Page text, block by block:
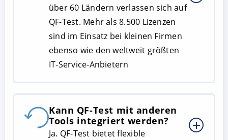
über 60 Ländern verlassen sich auf
QF-Test. Mehr als 8.500 Lizenzen
sind im Einsatz bei kleinen Firmen
ebenso wie den weltweit größten
IT-Service-Anbietern
Kann QF-Test mit anderen
Tools integriert werden?
Ja. QF-Test bietet flexible